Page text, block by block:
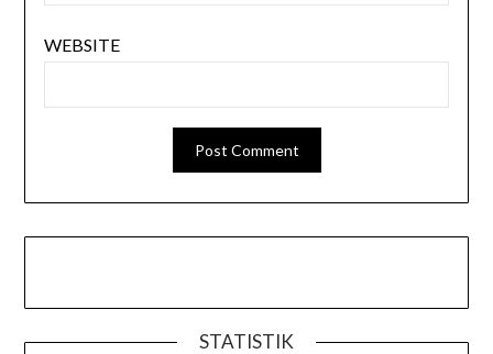
WEBSITE
STATISTIK